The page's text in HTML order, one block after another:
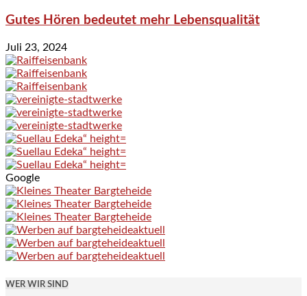
Gutes Hören bedeutet mehr Lebensqualität
Juli 23, 2024
Google
WER WIR SIND